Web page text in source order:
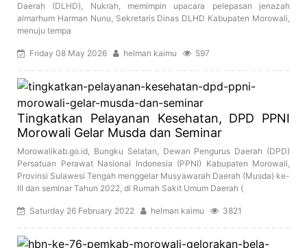
Daerah (DLHD), Nukrah, memimpin upacara pelepasan jenazah
almarhum Harman Nunu, Sekretaris Dinas DLHD Kabupaten Morowali,
menuju tempa
Friday 08 May 2026 helman kaimu 597
Tingkatkan Pelayanan Kesehatan, DPD PPNI
Morowali Gelar Musda dan Seminar
Morowalikab.go.id, Bungku Selatan, Dewan Pengurus Daerah (DPD)
Persatuan Perawat Nasional Indonesia (PPNI) Kabupaten Morowali,
Provinsi Sulawesi Tengah menggelar Musyawarah Daerah (Musda) ke-
III dan seminar Tahun 2022, di Rumah Sakit Umum Daerah (
Saturday 26 February 2022 helman kaimu 3821